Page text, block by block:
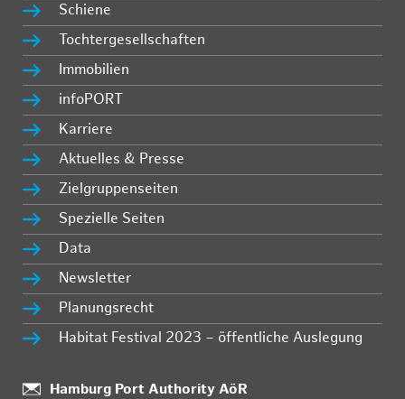
Schiene
Tochtergesellschaften
Immobilien
infoPORT
Karriere
Aktuelles & Presse
Zielgruppenseiten
Spezielle Seiten
Data
Newsletter
Planungsrecht
Habitat Festival 2023 – öffentliche Auslegung
:
Hamburg Port Authority AöR